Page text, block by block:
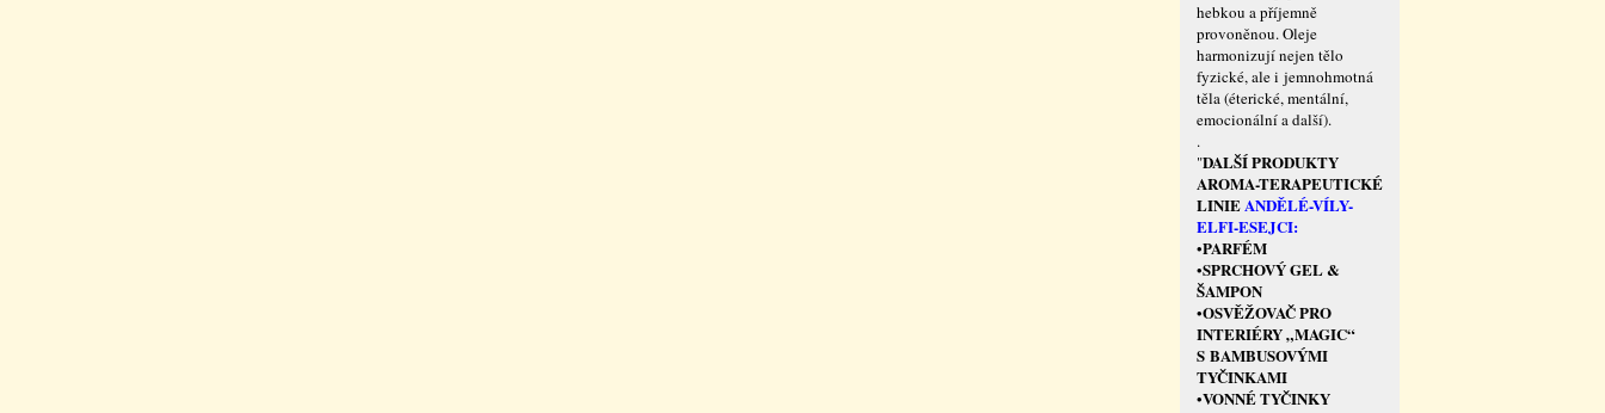
hebkou a příjemně
provoněnou. Oleje
harmonizují nejen tělo
fyzické, ale i jemnohmotná
těla (éterické, mentální,
emocionální a další).
.
"DALŠÍ PRODUKTY
AROMA-TERAPEUTICKÉ
LINIEANDĚLÉ-VÍLY-
ELFI-ESEJCI:
•PARFÉM
•SPRCHOVÝ GEL &
ŠAMPON
•OSVĚŽOVAČ PRO
INTERIÉRY „MAGIC“
S BAMBUSOVÝMI
TYČINKAMI
•VONNÉ TYČINKY